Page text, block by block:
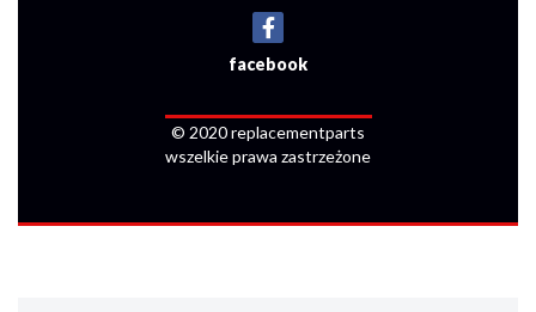
facebook
© 2020 replacementparts
wszelkie prawa zastrzeżone